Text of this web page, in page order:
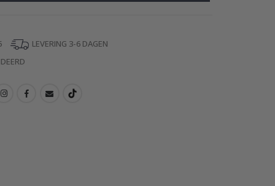
LEVERING 3-6 DAGEN